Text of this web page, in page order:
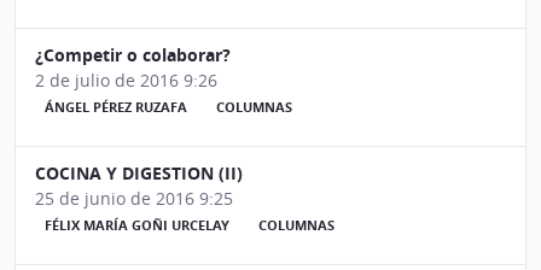
¿Competir o colaborar?
2 de julio de 2016 9:26
ÁNGEL PÉREZ RUZAFA COLUMNAS
COCINA Y DIGESTION (II)
25 de junio de 2016 9:25
FÉLIX MARÍA GOÑI URCELAY COLUMNAS